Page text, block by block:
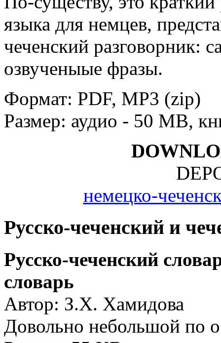
языка для немцев,
чеченский разговорник:
озвученыые фразы.
Формат: PDF, MP3 (zip)
Размер: аудио - 50 MB,
немецко-
Русско-чеченский и
Русско-чеченский
словарь
Автор: З.Х. Хамидова
Довольно небольшой по